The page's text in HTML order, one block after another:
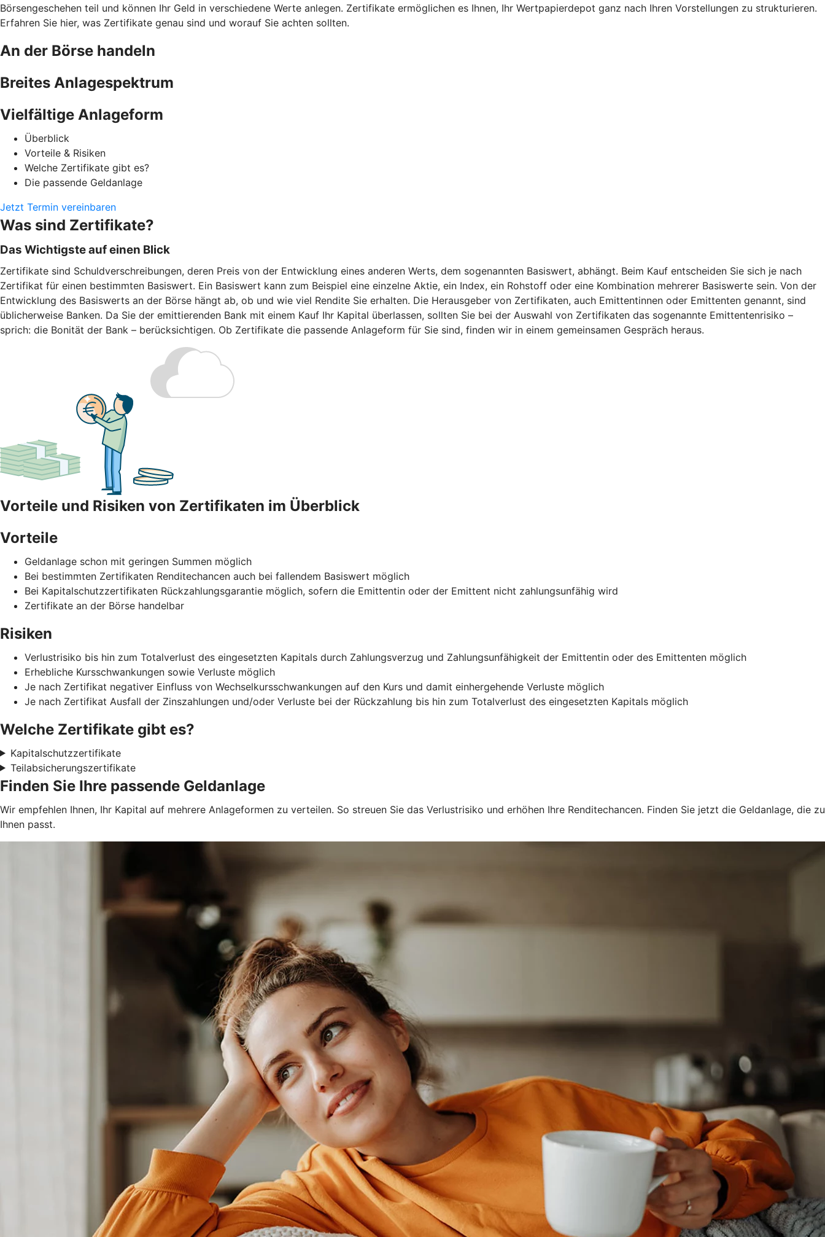
Börsengeschehen teil und können Ihr Geld in verschiedene Werte anlegen. Zertifikate ermöglichen es Ihnen, Ihr Wertpapierdepot ganz nach Ihren Vorstellungen zu strukturieren.
Erfahren Sie hier, was Zertifikate genau sind und worauf Sie achten sollten.
An der Börse handeln
Breites Anlagespektrum
Vielfältige Anlageform
Überblick
Vorteile & Risiken
Welche Zertifikate gibt es?
Die passende Geldanlage
Jetzt Termin vereinbaren
Was sind Zertifikate?
Das Wichtigste auf einen Blick
Zertifikate sind Schuldverschreibungen, deren Preis von der Entwicklung eines anderen Werts, dem sogenannten Basiswert, abhängt. Beim Kauf entscheiden Sie sich je nach
Zertifikat für einen bestimmten Basiswert. Ein Basiswert kann zum Beispiel eine einzelne Aktie, ein Index, ein Rohstoff oder eine Kombination mehrerer Basiswerte sein. Von der
Entwicklung des Basiswerts an der Börse hängt ab, ob und wie viel Rendite Sie erhalten. Die Herausgeber von Zertifikaten, auch Emittentinnen oder Emittenten genannt, sind
üblicherweise Banken. Da Sie der emittierenden Bank mit einem Kauf Ihr Kapital überlassen, sollten Sie bei der Auswahl von Zertifikaten das sogenannte Emittentenrisiko –
sprich: die Bonität der Bank – berücksichtigen. Ob Zertifikate die passende Anlageform für Sie sind, finden wir in einem gemeinsamen Gespräch heraus.
Vorteile und Risiken von Zertifikaten im Überblick
Vorteile
Geldanlage schon mit geringen Summen möglich
Bei bestimmten Zertifikaten Renditechancen auch bei fallendem Basiswert möglich
Bei Kapitalschutzzertifikaten Rückzahlungsgarantie möglich, sofern die Emittentin oder der Emittent nicht zahlungsunfähig wird
Zertifikate an der Börse handelbar
Risiken
Verlustrisiko bis hin zum Totalverlust des eingesetzten Kapitals durch Zahlungsverzug und Zahlungsunfähigkeit der Emittentin oder des Emittenten möglich
Erhebliche Kursschwankungen sowie Verluste möglich
Je nach Zertifikat negativer Einfluss von Wechselkursschwankungen auf den Kurs und damit einhergehende Verluste möglich
Je nach Zertifikat Ausfall der Zinszahlungen und/oder Verluste bei der Rückzahlung bis hin zum Totalverlust des eingesetzten Kapitals möglich
Welche Zertifikate gibt es?
Kapitalschutzzertifikate
Teilabsicherungszertifikate
Finden Sie Ihre passende Geldanlage
Wir empfehlen Ihnen, Ihr Kapital auf mehrere Anlageformen zu verteilen. So streuen Sie das Verlustrisiko und erhöhen Ihre Renditechancen. Finden Sie jetzt die Geldanlage, die zu
Ihnen passt.